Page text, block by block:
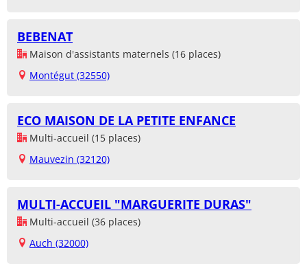
BEBENAT
Maison d'assistants maternels (16 places)
Montégut (32550)
ECO MAISON DE LA PETITE ENFANCE
Multi-accueil (15 places)
Mauvezin (32120)
MULTI-ACCUEIL "MARGUERITE DURAS"
Multi-accueil (36 places)
Auch (32000)